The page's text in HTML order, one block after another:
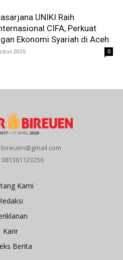
UNIKI Raih
CIFA, Perkuat
Ekonomi Syariah di Aceh
2026 0
Kami
Karir
Berita